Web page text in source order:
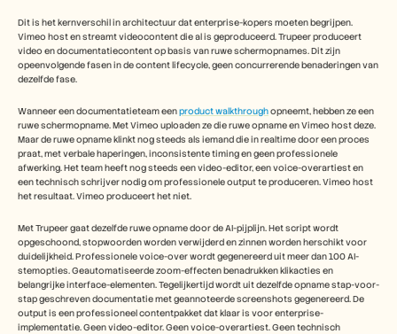
Dit is het kernverschil in architectuur dat enterprise-kopers moeten begrijpen.
Vimeo host en streamt videocontent die al is geproduceerd. Trupeer produceert
video en documentatiecontent op basis van ruwe schermopnames. Dit zijn
opeenvolgende fasen in de content lifecycle, geen concurrerende benaderingen van
dezelfde fase.
Wanneer een documentatieteam een product walkthrough opneemt, hebben ze een
ruwe schermopname. Met Vimeo uploaden ze die ruwe opname en Vimeo host deze.
Maar de ruwe opname klinkt nog steeds als iemand die in realtime door een proces
praat, met verbale haperingen, inconsistente timing en geen professionele
afwerking. Het team heeft nog steeds een video-editor, een voice-overartiest en
een technisch schrijver nodig om professionele output te produceren. Vimeo host
het resultaat. Vimeo produceert het niet.
Met Trupeer gaat dezelfde ruwe opname door de AI-pijplijn. Het script wordt
opgeschoond, stopwoorden worden verwijderd en zinnen worden herschikt voor
duidelijkheid. Professionele voice-over wordt gegenereerd uit meer dan 100 AI-
stemopties. Geautomatiseerde zoom-effecten benadrukken klikacties en
belangrijke interface-elementen. Tegelijkertijd wordt uit dezelfde opname stap-voor-
stap geschreven documentatie met geannoteerde screenshots gegenereerd. De
output is een professioneel contentpakket dat klaar is voor enterprise-
implementatie. Geen video-editor. Geen voice-overartiest. Geen technisch